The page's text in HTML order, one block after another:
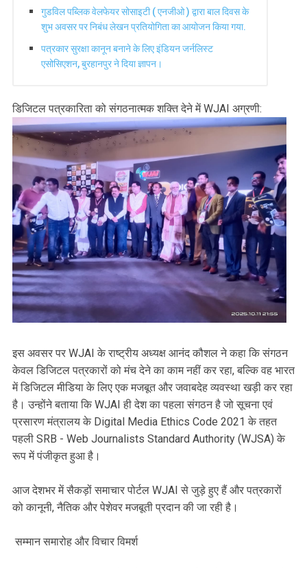
गुडविल पब्लिक वेलफेयर सोसाइटी ( एनजीओ ) द्वारा बाल दिवस के
शुभ अवसर पर निबंध लेखन प्रतियोगिता का आयोजन किया गया.
पत्रकार सुरक्षा कानून बनाने के लिए इंडियन जर्नलिस्ट
एसोसिएशन, बुरहानपुर ने दिया ज्ञापन।
डिजिटल पत्रकारिता को संगठनात्मक शक्ति देने में WJAI अग्रणी:
इस अवसर पर WJAI के राष्ट्रीय अध्यक्ष आनंद कौशल ने कहा कि संगठन
केवल डिजिटल पत्रकारों को मंच देने का काम नहीं कर रहा, बल्कि वह भारत
में डिजिटल मीडिया के लिए एक मजबूत और जवाबदेह व्यवस्था खड़ी कर रहा
है। उन्होंने बताया कि WJAI ही देश का पहला संगठन है जो सूचना एवं
प्रसारण मंत्रालय के Digital Media Ethics Code 2021 के तहत
पहली SRB - Web Journalists Standard Authority (WJSA) के
रूप में पंजीकृत हुआ है।
आज देशभर में सैकड़ों समाचार पोर्टल WJAI से जुड़े हुए हैं और पत्रकारों
को कानूनी, नैतिक और पेशेवर मजबूती प्रदान की जा रही है।
सम्मान समारोह और विचार विमर्श